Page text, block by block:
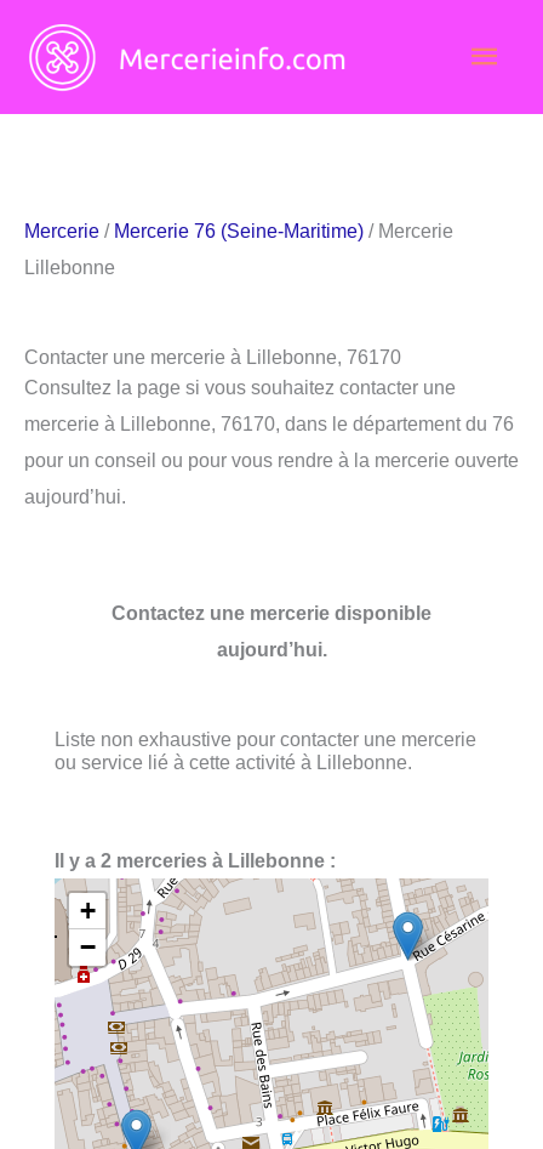
contenu
Mercerie / Mercerie 76 (Seine-Maritime) / Mercerie
Lillebonne
Contacter une mercerie à Lillebonne, 76170
Consultez la page si vous souhaitez contacter une
mercerie à Lillebonne, 76170, dans le département du 76
pour un conseil ou pour vous rendre à la mercerie ouverte
aujourd’hui.
Contactez une mercerie disponible
aujourd’hui.
Liste non exhaustive pour contacter une mercerie
ou service lié à cette activité à Lillebonne.
Il y a 2 merceries à Lillebonne :
+
−